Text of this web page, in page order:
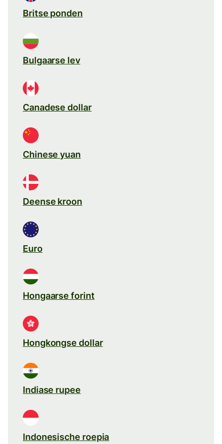
Britse ponden
Bulgaarse lev
Canadese dollar
Chinese yuan
Deense kroon
Euro
Hongaarse forint
Hongkongse dollar
Indiase rupee
Indonesische roepia